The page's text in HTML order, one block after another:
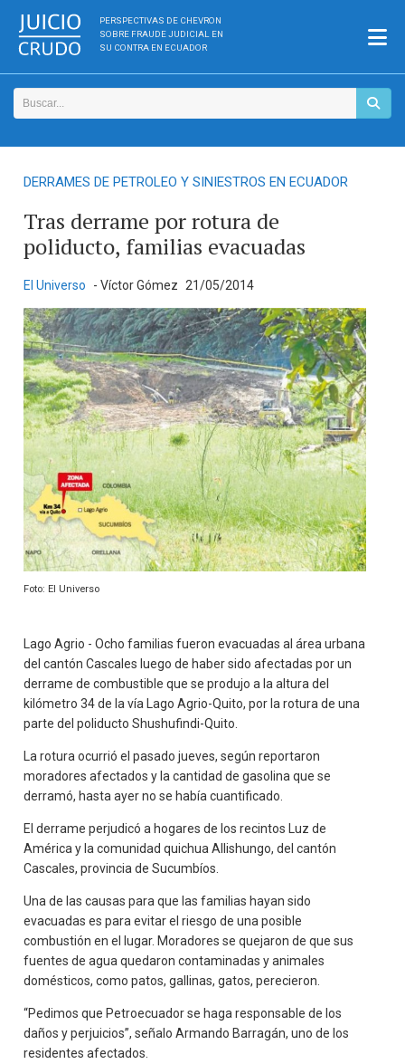
PERSPECTIVAS DE CHEVRON
SOBRE FRAUDE JUDICIAL EN
SU CONTRA EN ECUADOR
DERRAMES DE PETROLEO Y SINIESTROS EN ECUADOR
Tras derrame por rotura de
poliducto, familias evacuadas
El Universo - Víctor Gómez 21/05/2014
Foto: El Universo
Lago Agrio - Ocho familias fueron evacuadas al área urbana
del cantón Cascales luego de haber sido afectadas por un
derrame de combustible que se produjo a la altura del
kilómetro 34 de la vía Lago Agrio-Quito, por la rotura de una
parte del poliducto Shushufindi-Quito.
La rotura ocurrió el pasado jueves, según reportaron
moradores afectados y la cantidad de gasolina que se
derramó, hasta ayer no se había cuantificado.
El derrame perjudicó a hogares de los recintos Luz de
América y la comunidad quichua Allishungo, del cantón
Cascales, provincia de Sucumbíos.
Una de las causas para que las familias hayan sido
evacuadas es para evitar el riesgo de una posible
combustión en el lugar. Moradores se quejaron de que sus
fuentes de agua quedaron contaminadas y animales
domésticos, como patos, gallinas, gatos, perecieron.
“Pedimos que Petroecuador se haga responsable de los
daños y perjuicios”, señalo Armando Barragán, uno de los
residentes afectados.